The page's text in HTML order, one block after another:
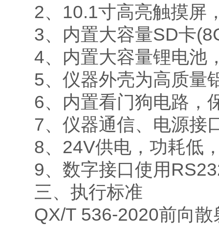
2、10.1寸高亮触摸屏
3、内置大容量SD卡
4、内置大容量锂电池
5、仪器外壳为高质量
6、内置看门狗电路，
7、仪器通信、电源接
8、24V供电，功耗低
9、数字接口使用
三、执行标准
QX/T 536-2020前向